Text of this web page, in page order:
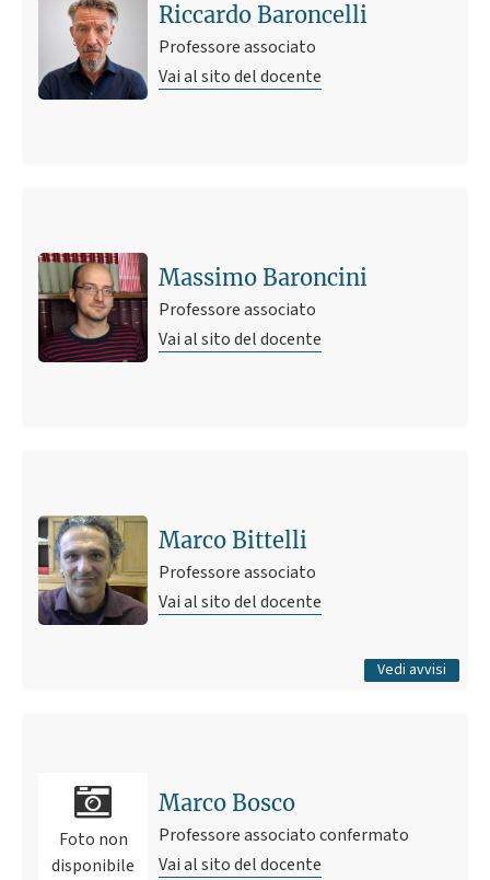
Riccardo Baroncelli
Professore associato
Vai al sito del docente
Massimo Baroncini
Professore associato
Vai al sito del docente
Marco Bittelli
Professore associato
Vai al sito del docente
Vedi avvisi
2 agosto 2026 09:08
Tutti gli avvisi
Foto non
disponibile
Marco Bosco
Professore associato confermato
Vai al sito del docente
Pubblicato il
6 luglio 2026 10:25